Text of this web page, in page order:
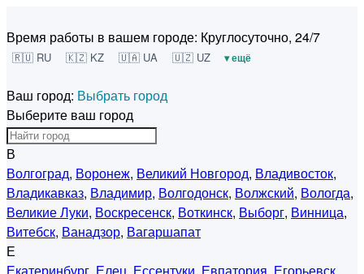
Время работы в вашем городе: Круглосуточно, 24/7
🇷🇺 RU 🇰🇿 KZ 🇺🇦 UA 🇺🇿 UZ ▾ ещё
Ваш город: Выбрать город
Выберите ваш город
В
Волгоград, Воронеж, Великий Новгород, Владивосток,
Владикавказ, Владимир, Волгодонск, Волжский, Вологда,
Великие Луки, Воскресенск, Воткинск, Выборг, Винница,
Витебск, Ванадзор, Вагаршапат
Е